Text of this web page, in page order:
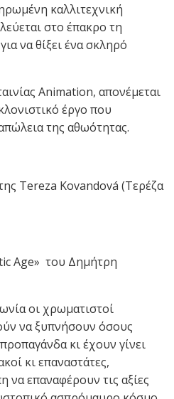
καλλιτεχνική
στο έπακρο τη
να θίξει ένα σκληρό
Animation, απονέμεται
έργο που
της αθωότητας.
Tereza Kovandová (Τερέζα
Age» του Δημήτρη
οι χρωματιστοί
να ξυπνήσουν όσους
κι έχουν γίνει
κι επαναστάτες,
επαναφέρουν τις αξίες